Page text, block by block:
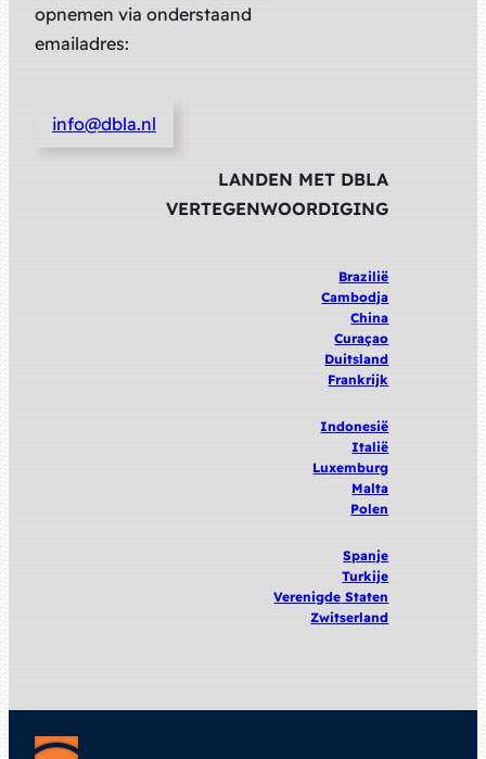
opnemen via onderstaand
emailadres:
info@dbla.nl
LANDEN MET DBLA
VERTEGENWOORDIGING
Brazilië
Cambodja
China
Curaçao
Duitsland
Frankrijk
Indonesië
Italië
Luxemburg
Malta
Polen
Spanje
Turkije
Verenigde Staten
Zwitserland